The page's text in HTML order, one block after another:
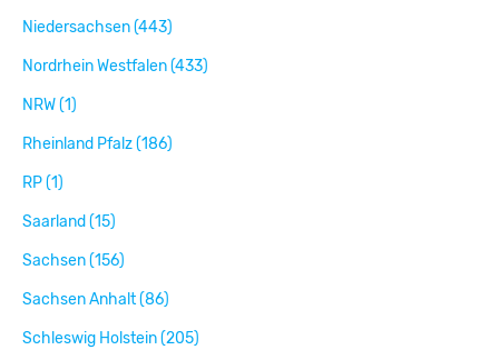
Niedersachsen (443)
Nordrhein Westfalen (433)
NRW (1)
Rheinland Pfalz (186)
RP (1)
Saarland (15)
Sachsen (156)
Sachsen Anhalt (86)
Schleswig Holstein (205)